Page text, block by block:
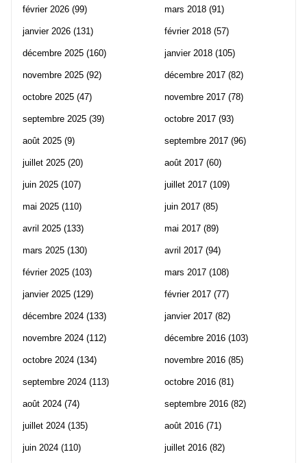
février 2026 (99)
janvier 2026 (131)
décembre 2025 (160)
novembre 2025 (92)
octobre 2025 (47)
septembre 2025 (39)
août 2025 (9)
juillet 2025 (20)
juin 2025 (107)
mai 2025 (110)
avril 2025 (133)
mars 2025 (130)
février 2025 (103)
janvier 2025 (129)
décembre 2024 (133)
novembre 2024 (112)
octobre 2024 (134)
septembre 2024 (113)
août 2024 (74)
juillet 2024 (135)
juin 2024 (110)
mars 2018 (91)
février 2018 (57)
janvier 2018 (105)
décembre 2017 (82)
novembre 2017 (78)
octobre 2017 (93)
septembre 2017 (96)
août 2017 (60)
juillet 2017 (109)
juin 2017 (85)
mai 2017 (89)
avril 2017 (94)
mars 2017 (108)
février 2017 (77)
janvier 2017 (82)
décembre 2016 (103)
novembre 2016 (85)
octobre 2016 (81)
septembre 2016 (82)
août 2016 (71)
juillet 2016 (82)